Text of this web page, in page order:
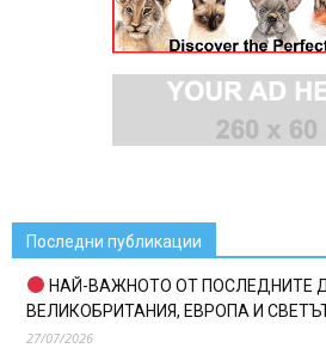
Последни публикации
НАЙ-ВАЖНОТО ОТ ПОСЛЕДНИТЕ
ВЕЛИКОБРИТАНИЯ, ЕВРОПА И
27/07/2026